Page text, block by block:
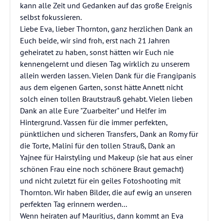
kann alle Zeit und Gedanken auf das große Ereignis
selbst fokussieren.
Liebe Eva, lieber Thornton, ganz herzlichen Dank an
Euch beide, wir sind froh, erst nach 21 Jahren
geheiratet zu haben, sonst hätten wir Euch nie
kennengelernt und diesen Tag wirklich zu unserem
allein werden lassen. Vielen Dank für die Frangipanis
aus dem eigenen Garten, sonst hätte Annett nicht
solch einen tollen Brautstrauß gehabt. Vielen lieben
Dank an alle Eure "Zuarbeiter" und Helfer im
Hintergrund. Vassen für die immer perfekten,
pünktlichen und sicheren Transfers, Dank an Romy für
die Torte, Malini für den tollen Strauß, Dank an
Yajnee für Hairstyling und Makeup (sie hat aus einer
schönen Frau eine noch schönere Braut gemacht)
und nicht zuletzt für ein geiles Fotoshooting mit
Thornton. Wir haben Bilder, die auf ewig an unseren
perfekten Tag erinnern werden...
Wenn heiraten auf Mauritius, dann kommt an Eva